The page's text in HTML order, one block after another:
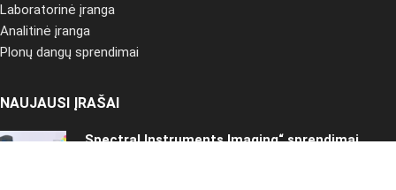
Laboratorinė įranga
Analitinė įranga
Plonų dangų sprendimai
NAUJAUSI ĮRAŠAI
„Spectral Instruments Imaging“ sprendimai